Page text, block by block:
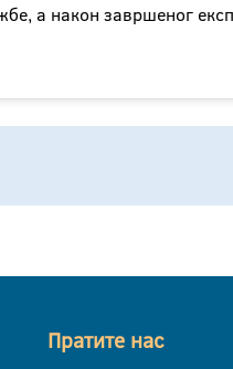
а након завршеног
Пратите нас